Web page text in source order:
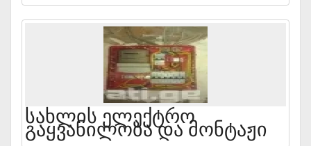
Სახლის Ელექტრო
Გაყვანილობა Და Მონტაჟი